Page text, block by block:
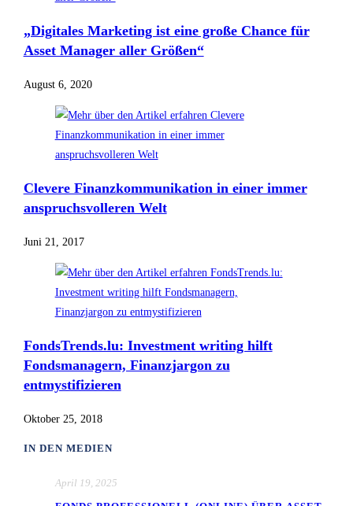
„Digitales Marketing ist eine große Chance für
Asset Manager aller Größen“
August 6, 2020
Clevere Finanzkommunikation in einer immer
anspruchsvolleren Welt
Juni 21, 2017
FondsTrends.lu: Investment writing hilft
Fondsmanagern, Finanzjargon zu
entmystifizieren
Oktober 25, 2018
IN DEN MEDIEN
April 19, 2025